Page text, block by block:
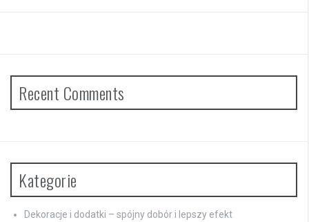
Recent Comments
Kategorie
Dekoracje i dodatki – spójny dobór i lepszy efekt